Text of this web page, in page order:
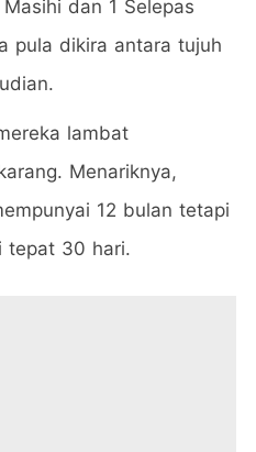
dan 1 Selepas
pula dikira antara tujuh
lambat
Menariknya,
12 bulan tetapi
tepat 30 hari.